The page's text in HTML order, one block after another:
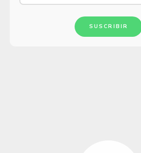
SUSCRIBIR